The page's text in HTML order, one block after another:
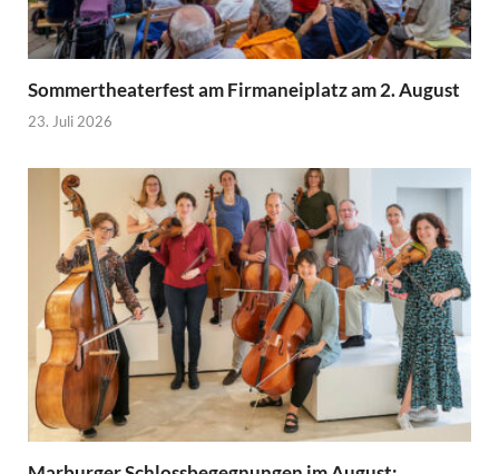
Sommertheaterfest am Firmaneiplatz am 2. August
23. Juli 2026